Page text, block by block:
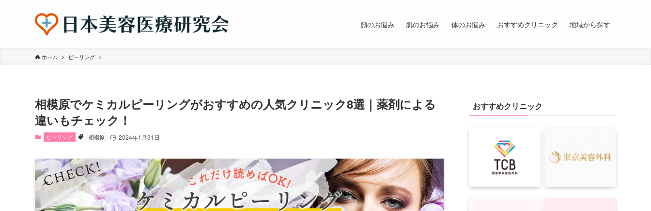
顔のお悩み 肌のお悩み 体のお悩み おすすめクリニック 地域から探す
ホーム ピーリング
相模原でケミカルピーリングがおすすめの人気クリニック8選｜薬剤による
違いもチェック！
ピーリング 相模原 2024年1月31日
おすすめクリニック